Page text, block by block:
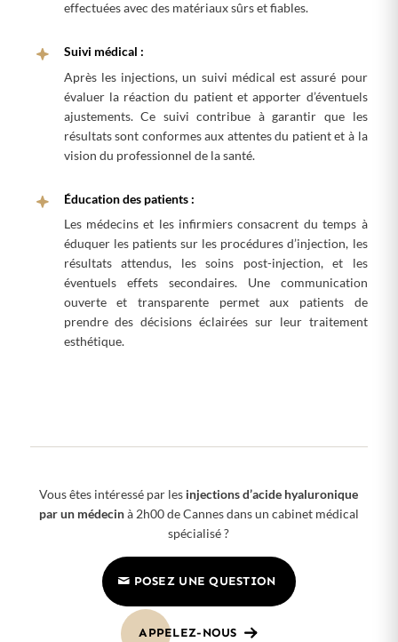
effectuées avec des matériaux sûrs et fiables.
Suivi médical :
Après les injections, un suivi médical est assuré pour
évaluer la réaction du patient et apporter d’éventuels
ajustements. Ce suivi contribue à garantir que les
résultats sont conformes aux attentes du patient et à la
vision du professionnel de la santé.
Éducation des patients :
Les médecins et les infirmiers consacrent du temps à
éduquer les patients sur les procédures d’injection, les
résultats attendus, les soins post-injection, et les
éventuels effets secondaires. Une communication
ouverte et transparente permet aux patients de
prendre des décisions éclairées sur leur traitement
esthétique.
Vous êtes intéressé par les injections d’acide hyaluronique
par un médecinà 2h00 de Cannes dans un cabinet médical
spécialisé ?
POSEZ UNE QUESTION
APPELEZ-NOUS